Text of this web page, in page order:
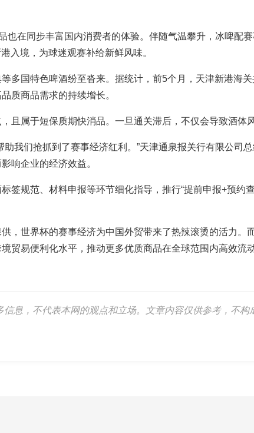
也在同步丰富国内消费者的体验。伴随气温攀升，冰啤配
入境，为球迷观赛补给新鲜风味。
多国特色啤酒纷至沓来。据统计，前5个月，天津新港海
质商品需求的持续增长。
且属于短保质期快消品。一旦通关滞后，不仅会导致酒体
我们抢抓到了赛事经济红利。”天津通泉报关行有限公司
响企业的经济效益。
签规范、材料申报等环节细化指导，推行“提前申报+预约
，世界杯的赛事经济为中国外贸带来了热辣滚烫的活力。
贸易便利化水平，推动更多优质商品在全球范围内高效流
息，不代表本网的观点和立场。文章内容仅供参考，不